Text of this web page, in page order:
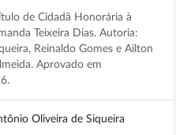
de Cidadã Honorária à
Teixeira Dias. Autoria:
Reinaldo Gomes e Ailton
Aprovado em
Oliveira de Siqueira